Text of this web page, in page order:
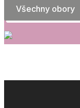
Všechny obory